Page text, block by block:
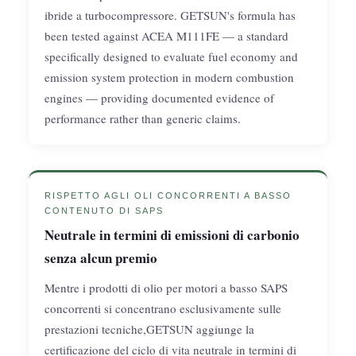
ibride a turbocompressore. GETSUN's formula has
been tested against ACEA M111FE — a standard
specifically designed to evaluate fuel economy and
emission system protection in modern combustion
engines — providing documented evidence of
performance rather than generic claims.
RISPETTO AGLI OLI CONCORRENTI A BASSO
CONTENUTO DI SAPS
Neutrale in termini di emissioni di carbonio
senza alcun premio
Mentre i prodotti di olio per motori a basso SAPS
concorrenti si concentrano esclusivamente sulle
prestazioni tecniche,GETSUN aggiunge la
certificazione del ciclo di vita neutrale in termini di